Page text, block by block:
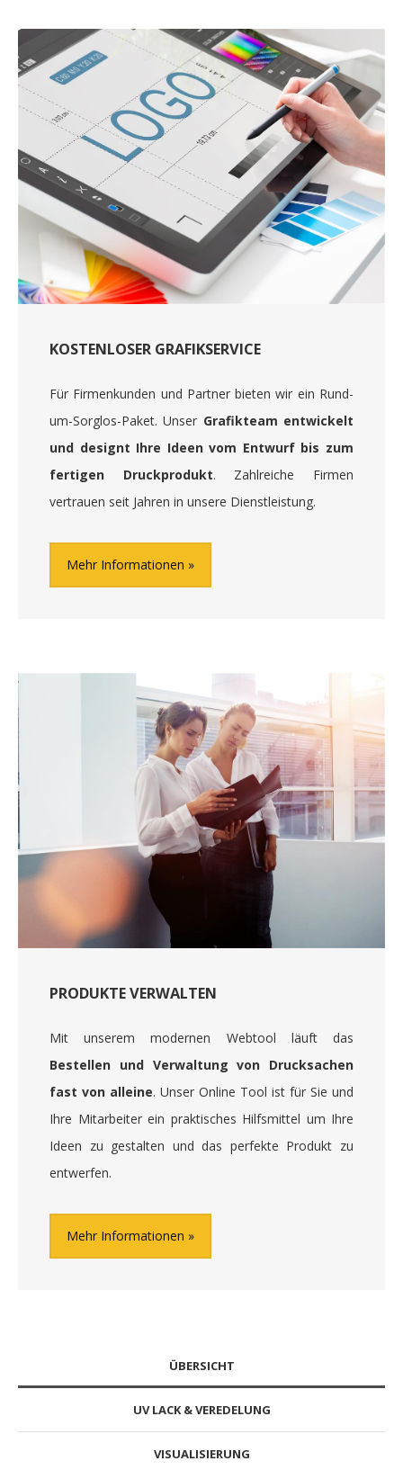
KOSTENLOSER GRAFIKSERVICE
Für Firmenkunden und Partner bieten wir ein Rund-
um-Sorglos-Paket. Unser Grafikteam entwickelt
und designt Ihre Ideen vom Entwurf bis zum
fertigen Druckprodukt. Zahlreiche Firmen
vertrauen seit Jahren in unsere Dienstleistung.
Mehr Informationen
PRODUKTE VERWALTEN
Mit unserem modernen Webtool läuft das
Bestellen und Verwaltung von Drucksachen
fast von alleine. Unser Online Tool ist für Sie und
Ihre Mitarbeiter ein praktisches Hilfsmittel um Ihre
Ideen zu gestalten und das perfekte Produkt zu
entwerfen.
Mehr Informationen
ÜBERSICHT
UV LACK & VEREDELUNG
VISUALISIERUNG